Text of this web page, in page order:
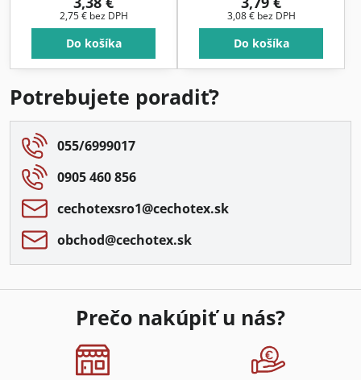
2,75 € bez DPH
Do košíka
3,08 € bez DPH
Do košíka
Potrebujete poradiť?
055/6999017
0905 460 856
cechotexsro1​@cechotex​.sk
obchod​@cechotex​.sk
Prečo nakúpiť u nás?